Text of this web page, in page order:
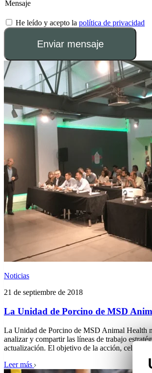
He leído y acepto la política de privacidad
Enviar mensaje
Noticias
21 de septiembre de 2018
La Unidad de Porcino de MSD
La Unidad de Porcino de MSD Animal Health
analizar y compartir las líneas de trabajo
actualización. El objetivo de la acción,
Leer más